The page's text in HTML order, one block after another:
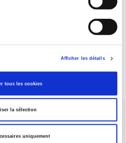
Afficher les détails
tous les cookies
la sélection
uniquement
VOUS À NOS